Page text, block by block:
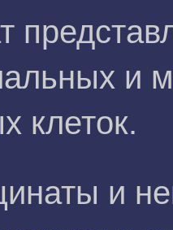
и
клеток.
и